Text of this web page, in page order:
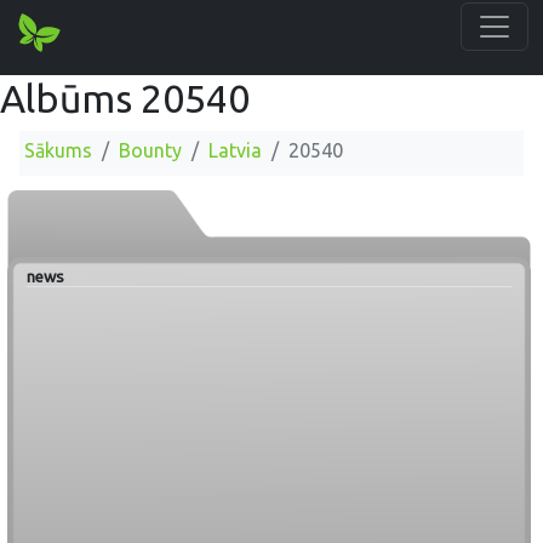
Albūms 20540
Sākums Bounty Latvia 20540
news